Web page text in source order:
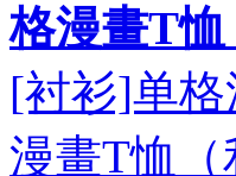
格漫畫T恤
[衬衫]单格
漫畫T恤（